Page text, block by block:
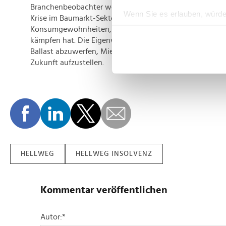
Wenn Sie es erlauben,
Erfahren Sie mehr darüber,
und die Zugriffe auf unsere
Website an unsere Partner
möglicherweise mit weiteren
Branchenbeobachter werten den Schritt als Symptom
Krise im Baumarkt-Sektor, der seit geraumer Zeit mit
Konsumgewohnheiten, Immobilienkrisen und
kämpfen hat. Die Eigenverwaltung bietet Hellweg nun
Ballast abzuwerfen, Mietverträge nachzuverhandeln
Zukunft aufzustellen.
HELLWEG HELLWEG INSOLVENZ
Kommentar veröffentlichen
Autor:*